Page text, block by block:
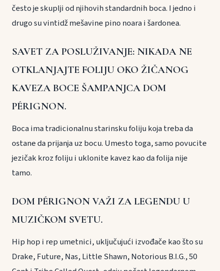
često je skuplji od njihovih standardnih boca. I jedno i
drugo su vintidž mešavine pino noara i šardonea.
SAVET ZA POSLUŽIVANJE: NIKADA NE
OTKLANJAJTE FOLIJU OKO ŽIČANOG
KAVEZA BOCE ŠAMPANJCA DOM
PÉRIGNON.
Boca ima tradicionalnu starinsku foliju koja treba da
ostane da prijanja uz bocu. Umesto toga, samo povucite
jezičak kroz foliju i uklonite kavez kao da folija nije
tamo.
DOM PÉRIGNON VAŽI ZA LEGENDU U
MUZIČKOM SVETU.
Hip hop i rep umetnici, uključujući izvođače kao što su
Drake, Future, Nas, Little Shawn, Notorious B.I.G., 50